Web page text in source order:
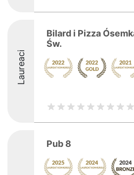
Laureaci
Bilard i Pizza
Św.
Pub 8